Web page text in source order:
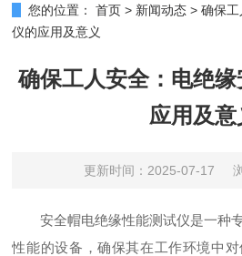
您的位置： 首页 > 新闻动态 >确保
仪的应用及意义
确保工人安全：电绝
应用及意
更新时间：2025-07-17
安全帽电绝缘性能测试仪是一种
性能的设备，确保其在工作环境中